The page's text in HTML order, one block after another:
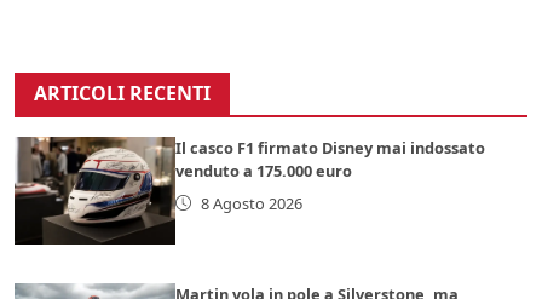
ARTICOLI RECENTI
Il casco F1 firmato Disney mai indossato
venduto a 175.000 euro
8 Agosto 2026
Martin vola in pole a Silverstone, ma